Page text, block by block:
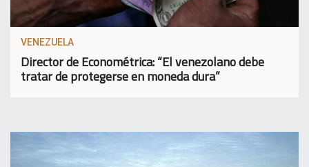
VENEZUELA
Director de Econométrica: “El venezolano debe
tratar de protegerse en moneda dura”